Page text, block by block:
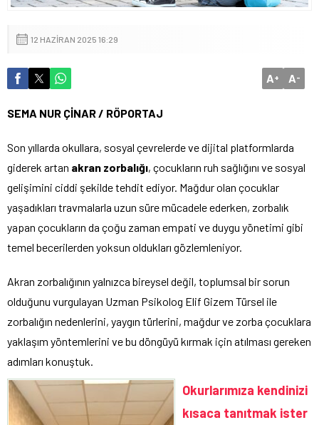
12 HAZIRAN 2025 16:29
A+ A-
SEMA NUR ÇİNAR / RÖPORTAJ
Son yıllarda okullara, sosyal çevrelerde ve dijital platformlarda
giderek artan akran zorbalığı, çocukların ruh sağlığını ve sosyal
gelişimini ciddi şekilde tehdit ediyor. Mağdur olan çocuklar
yaşadıkları travmalarla uzun süre mücadele ederken, zorbalık
yapan çocukların da çoğu zaman empati ve duygu yönetimi gibi
temel becerilerden yoksun oldukları gözlemleniyor.
Akran zorbalığının yalnızca bireysel değil, toplumsal bir sorun
olduğunu vurgulayan Uzman Psikolog Elif Gizem Türsel ile
zorbalığın nedenlerini, yaygın türlerini, mağdur ve zorba çocuklara
yaklaşım yöntemlerini ve bu döngüyü kırmak için atılması gereken
adımları konuştuk.
Okurlarımıza kendinizi
kısaca tanıtmak ister